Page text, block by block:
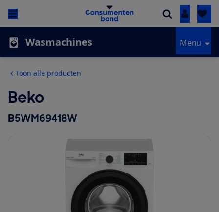
Inloggen
Wasmachines Menu
Toon alle producten
Beko
B5WM69418W